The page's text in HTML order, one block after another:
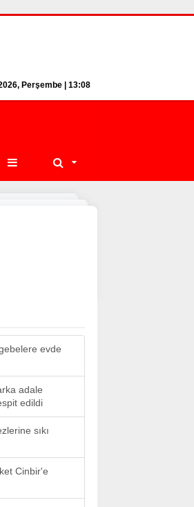
Perşembe | 13:08
evde
adale
edildi
sıkı
Cinbir'e